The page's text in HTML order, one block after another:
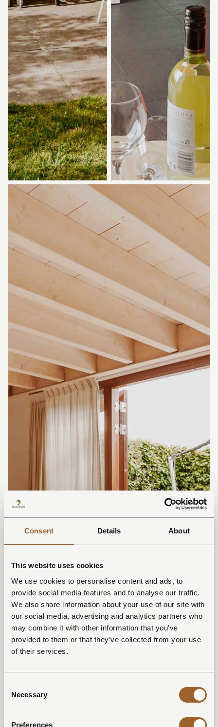
Consent Details About
This website uses cookies
We use cookies to personalise content and ads, to
provide social media features and to analyse our traffic.
We also share information about your use of our site with
our social media, advertising and analytics partners who
may combine it with other information that you’ve
provided to them or that they’ve collected from your use
of their services.
Selection
Necessary
Preferences